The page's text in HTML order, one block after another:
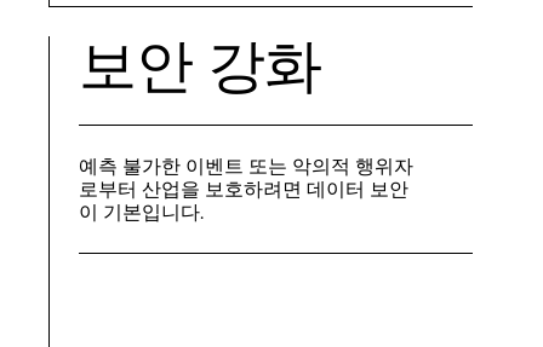
보안 강화
예측 불가한 이벤트 또는 악의적 행위자
로부터 산업을 보호하려면 데이터 보안
이 기본입니다.